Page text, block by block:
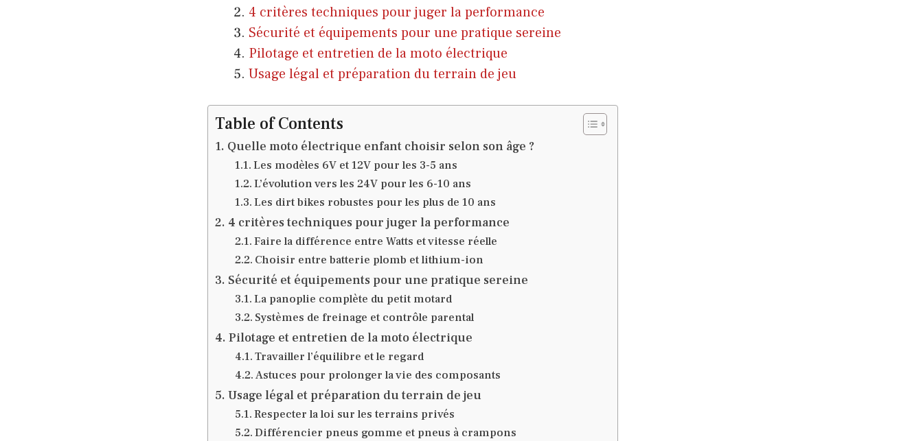
4 critères techniques pour juger la performance
Sécurité et équipements pour une pratique sereine
Pilotage et entretien de la moto électrique
Usage légal et préparation du terrain de jeu
Table of Contents
Quelle moto électrique enfant choisir selon son âge ?
Les modèles 6V et 12V pour les 3-5 ans
L’évolution vers les 24V pour les 6-10 ans
Les dirt bikes robustes pour les plus de 10 ans
4 critères techniques pour juger la performance
Faire la différence entre Watts et vitesse réelle
Choisir entre batterie plomb et lithium-ion
Sécurité et équipements pour une pratique sereine
La panoplie complète du petit motard
Systèmes de freinage et contrôle parental
Pilotage et entretien de la moto électrique
Travailler l’équilibre et le regard
Astuces pour prolonger la vie des composants
Usage légal et préparation du terrain de jeu
Respecter la loi sur les terrains privés
Différencier pneus gomme et pneus à crampons